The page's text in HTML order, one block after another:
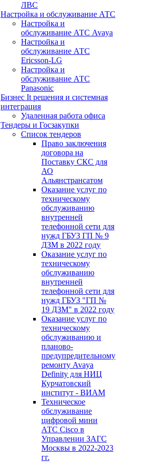
ЛВС
Настройка и обслуживание АТС
Настройка и
обслуживание АТС Avaya
Настройка и
обслуживание АТС
Ericsson-LG
Настройка и
обслуживание АТС
Panasonic
Бизнес It решения и системная
интеграция
Удаленная работа офиса
Тендеры и Госзакупки
Список тендеров
Право заключения
договора на
Поставку СКС для
АО
Альянстрансатом
Оказание услуг по
техническому
обслуживанию
внутренней
телефонной сети для
нужд ГБУЗ ГП № 9
ДЗМ в 2022 году
Оказание услуг по
техническому
обслуживанию
внутренней
телефонной сети для
нужд ГБУЗ "ГП №
19 ДЗМ" в 2022 году
Оказание услуг по
техническому
обслуживанию и
планово-
предупредительному
ремонту Avaya
Definity для НИЦ
Курчатовский
институт - ВИАМ
Техническое
обслуживание
цифровой мини
АТС Cisco в
Управлении ЗАГС
Москвы в 2022-2023
гг.